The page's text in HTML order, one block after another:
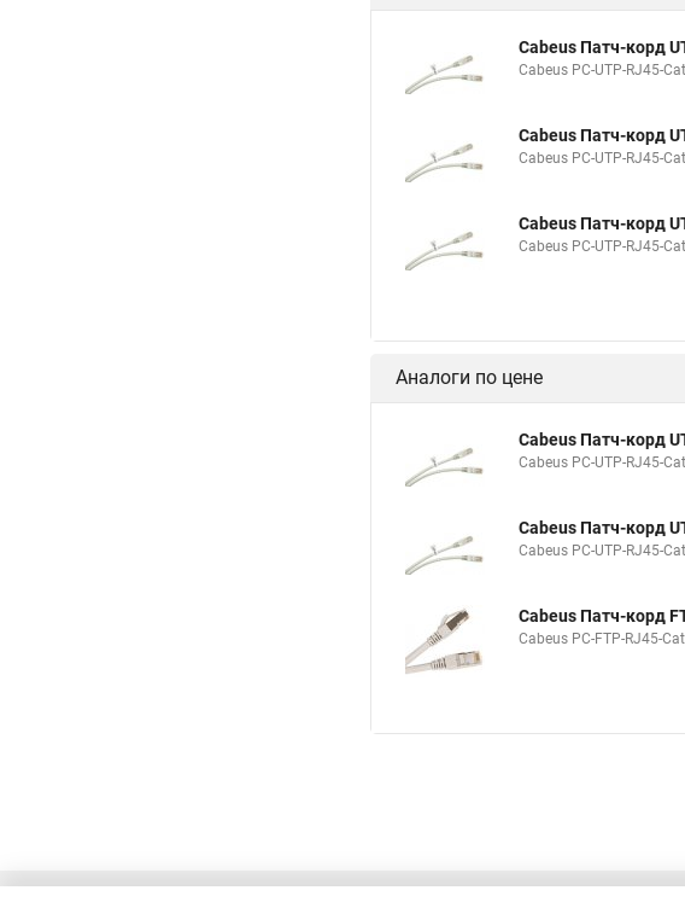
Cabeus Патч-корд
Cabeus PC-UTP-RJ45-
Cabeus Патч-корд
Cabeus PC-UTP-RJ45-
Cabeus Патч-корд
Cabeus PC-UTP-RJ45-
Аналоги по цене
Cabeus Патч-корд
Cabeus PC-UTP-RJ45-
Cabeus Патч-корд
Cabeus PC-UTP-RJ45-
Cabeus Патч-корд
Cabeus PC-FTP-RJ45-